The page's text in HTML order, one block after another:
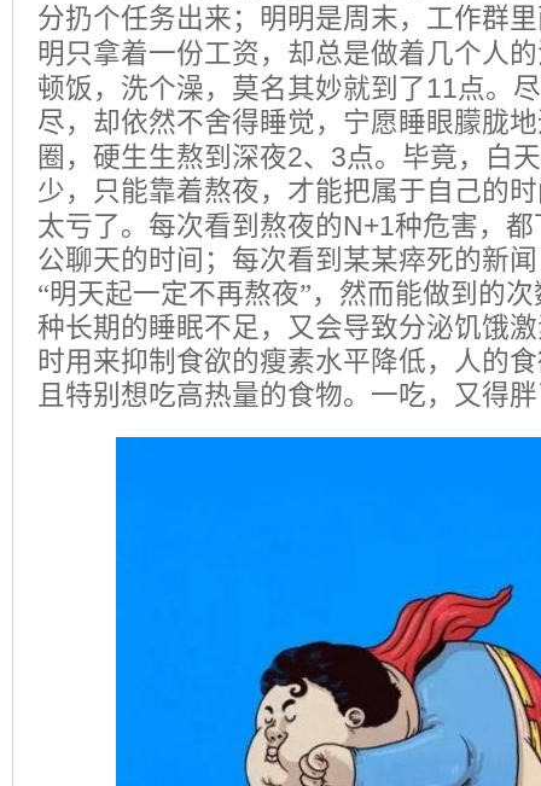
分扔个任务出来；明明是周末，工作群
明只拿着一份工资，却总是做着几个人
顿饭，洗个澡，莫名其妙就到了11点。
尽，却依然不舍得睡觉，宁愿睡眼朦胧
圈，硬生生熬到深夜2、 3点。毕竟，白
少，只能靠着熬夜，才能把属于自己的
太亏了。每次看到熬夜的N+1种危害，
公聊天的时间；每次看到某某瘁死的新
“明天起一定不再熬夜”，然而能做到的
种长期的睡眠不足，又会导致分泌饥饿
时用来抑制食欲的瘦素水平降低，人的
且特别想吃高热量的食物。一吃，又得